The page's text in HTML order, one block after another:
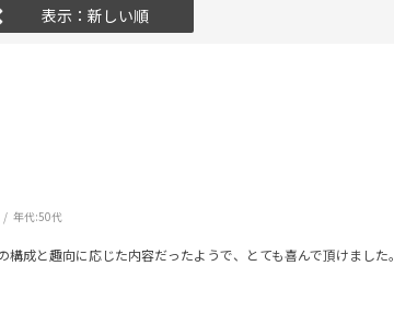
表示：新しい順
年代:50代
構成と趣向に応じた内容だったようで、とても喜んで頂けました。